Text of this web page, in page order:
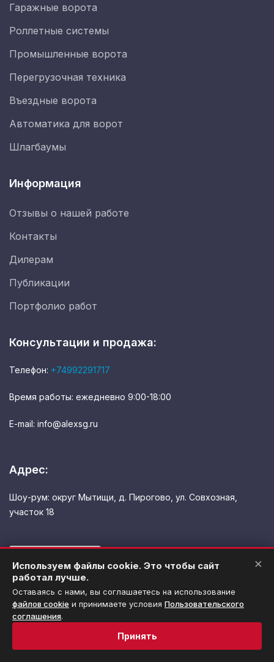
Гаражные ворота
Роллетные системы
Промышленные ворота
Перегрузочная техника
Въездные ворота
Автоматика для ворот
Шлагбаумы
Информация
Отзывы о нашей работе
Контакты
Дилерам
Публикации
Портфолио работ
Консультации и продажа:
Телефон: +74992291717
Время работы: ежедневно 9:00-18:00
E-mail: info@alexsg.ru
Адрес:
Шоу-рум: округ Мытищи, д. Пирогово, ул. Совхозная,
участок 18
Политика обработки персональных данных
Использование файлов cookie
Используем файлы cookie. Это чтобы сайт
работал лучше.
Оставаясь с нами, вы соглашаетесь на использование
файлов cookie и принимаете условия Пользовательского
соглашения.
Принять
×